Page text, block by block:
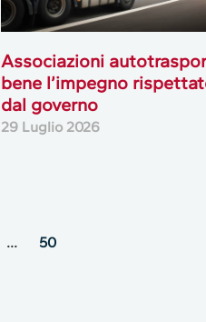
Associazioni
bene l’impegno
dal governo
29 Luglio 2026
… 50